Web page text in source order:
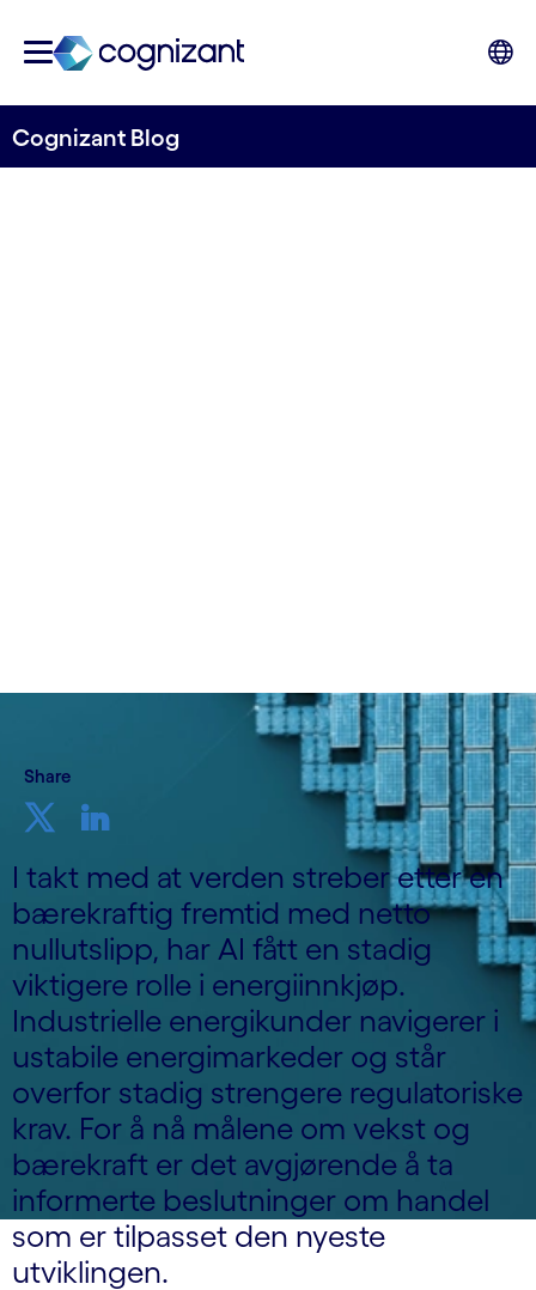
Cognizant Blog
Share
I takt med at verden streber etter en
bærekraftig fremtid med netto
nullutslipp, har AI fått en stadig
viktigere rolle i energiinnkjøp.
Industrielle energikunder navigerer i
ustabile energimarkeder og står
overfor stadig strengere regulatoriske
krav. For å nå målene om vekst og
bærekraft er det avgjørende å ta
informerte beslutninger om handel
som er tilpasset den nyeste
utviklingen.